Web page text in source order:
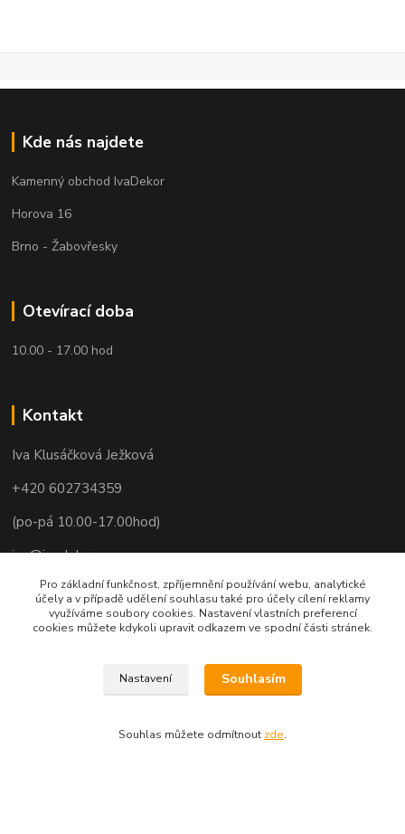
Kde nás najdete
Kamenný obchod IvaDekor
Horova 16
Brno - Žabovřesky
Otevírací doba
10.00 - 17.00 hod
Kontakt
Iva Klusáčková Ježková
+420 602734359
(po-pá 10.00-17.00hod)
iva@ivadekor.cz
Pro základní funkčnost, zpříjemnění používání webu, analytické
účely a v případě udělení souhlasu také pro účely cílení reklamy
využíváme soubory cookies. Nastavení vlastních preferencí
cookies můžete kdykoli upravit odkazem ve spodní části stránek.
Nastavení Souhlasím
Souhlas můžete odmítnout zde.